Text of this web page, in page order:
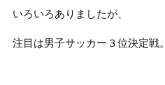
いろいろありましたが、
注目は男子サッカー３位決定戦。